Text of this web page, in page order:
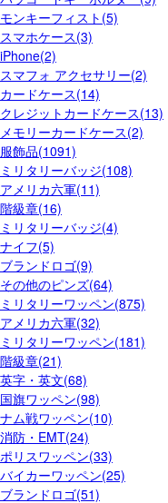
モンキーフィスト(5)
スマホケース(3)
iPhone(2)
スマフォ アクセサリー(2)
カードケース(14)
クレジットカードケース(13)
メモリーカードケース(2)
服飾品(1091)
ミリタリーバッジ(108)
アメリカ六軍(11)
階級章(16)
ミリタリーバッジ(4)
ナイフ(5)
ブランドロゴ(9)
その他のピンズ(64)
ミリタリーワッペン(875)
アメリカ六軍(32)
ミリタリーワッペン(181)
階級章(21)
英字・英文(68)
国旗ワッペン(98)
ナム戦ワッペン(10)
消防・EMT(24)
ポリスワッペン(33)
バイカーワッペン(25)
ブランドロゴ(51)